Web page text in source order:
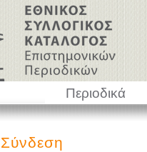
Περιοδικά
Σύνδεση